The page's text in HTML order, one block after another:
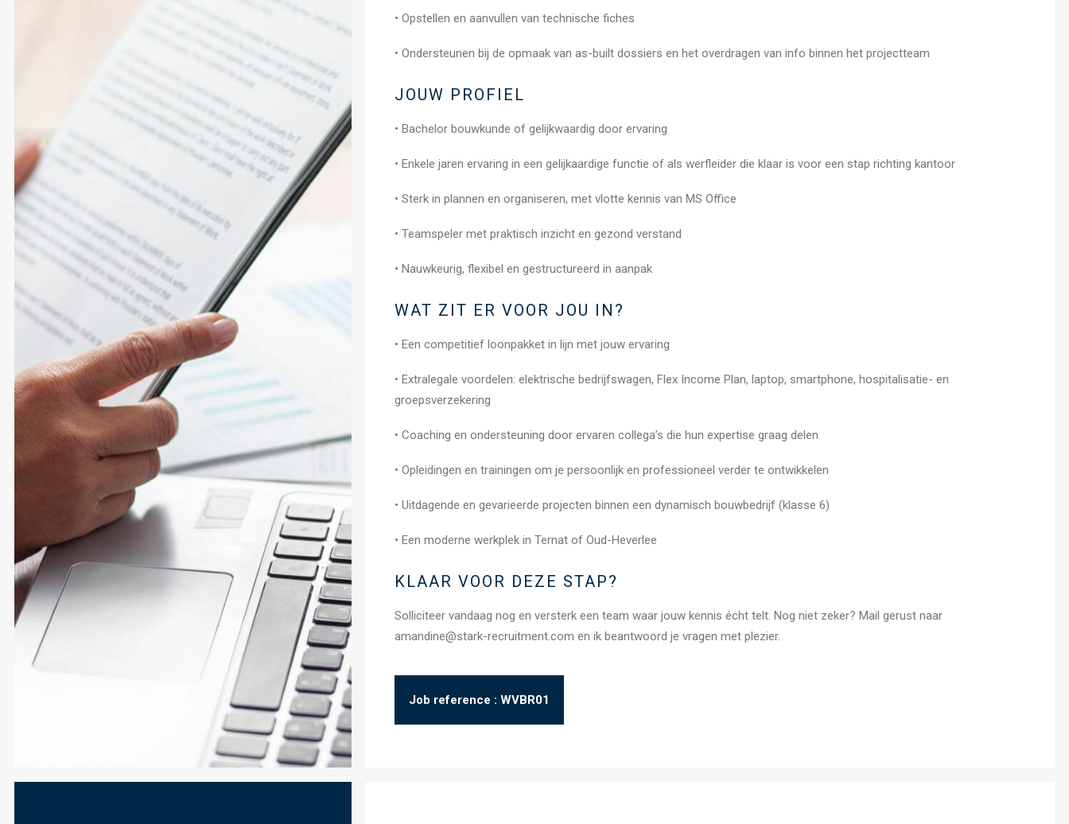
• Opstellen en aanvullen van technische fiches
• Ondersteunen bij de opmaak van as-built dossiers en het overdragen van info binnen het projectteam
JOUW PROFIEL
• Bachelor bouwkunde of gelijkwaardig door ervaring
• Enkele jaren ervaring in een gelijkaardige functie of als werfleider die klaar is voor een stap richting kantoor
• Sterk in plannen en organiseren, met vlotte kennis van MS Office
• Teamspeler met praktisch inzicht en gezond verstand
• Nauwkeurig, flexibel en gestructureerd in aanpak
WAT ZIT ER VOOR JOU IN?
• Een competitief loonpakket in lijn met jouw ervaring
• Extralegale voordelen: elektrische bedrijfswagen, Flex Income Plan, laptop, smartphone, hospitalisatie- en
groepsverzekering
• Coaching en ondersteuning door ervaren collega’s die hun expertise graag delen
• Opleidingen en trainingen om je persoonlijk en professioneel verder te ontwikkelen
• Uitdagende en gevarieerde projecten binnen een dynamisch bouwbedrijf (klasse 6)
• Een moderne werkplek in Ternat of Oud-Heverlee
KLAAR VOOR DEZE STAP?
Solliciteer vandaag nog en versterk een team waar jouw kennis écht telt. Nog niet zeker? Mail gerust naar
amandine@stark-recruitment.com en ik beantwoord je vragen met plezier.
Job reference : WVBR01